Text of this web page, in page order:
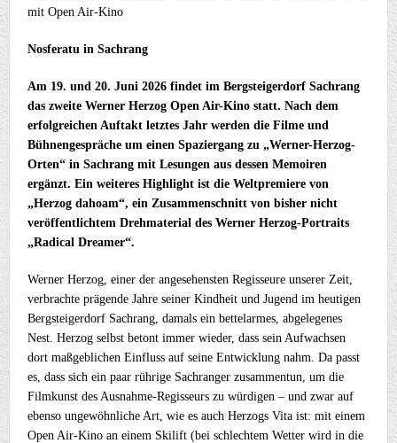
mit Open Air-Kino
Nosferatu in Sachrang
Am 19. und 20. Juni 2026 findet im Bergsteigerdorf Sachrang
das zweite Werner Herzog Open Air-Kino statt. Nach dem
erfolgreichen Auftakt letztes Jahr werden die Filme und
Bühnengespräche um einen Spaziergang zu „Werner-Herzog-
Orten“ in Sachrang mit Lesungen aus dessen Memoiren
ergänzt. Ein weiteres Highlight ist die Weltpremiere von
„Herzog dahoam“, ein Zusammenschnitt von bisher nicht
veröffentlichtem Drehmaterial des Werner Herzog-Portraits
„Radical Dreamer“.
Werner Herzog, einer der angesehensten Regisseure unserer Zeit,
verbrachte prägende Jahre seiner Kindheit und Jugend im heutigen
Bergsteigerdorf Sachrang, damals ein bettelarmes, abgelegenes
Nest. Herzog selbst betont immer wieder, dass sein Aufwachsen
dort maßgeblichen Einfluss auf seine Entwicklung nahm. Da passt
es, dass sich ein paar rührige Sachranger zusammentun, um die
Filmkunst des Ausnahme-Regisseurs zu würdigen – und zwar auf
ebenso ungewöhnliche Art, wie es auch Herzogs Vita ist: mit einem
Open Air-Kino an einem Skilift (bei schlechtem Wetter wird in die